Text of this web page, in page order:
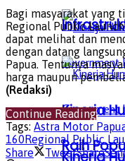
Kinerja
Raih
Kinerja
Bagi masyarakat yang
Regional Public
dapat melihat dan
dengan datang
Papua. Tentunya
harga maupun
(Redaksi)
Continue Reading
Tags: Astra Motor
160Regional Public
Share
TweetShare